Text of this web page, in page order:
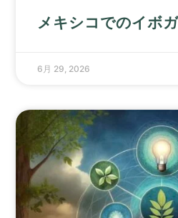
メキシコでのイボ
6月 29, 2026